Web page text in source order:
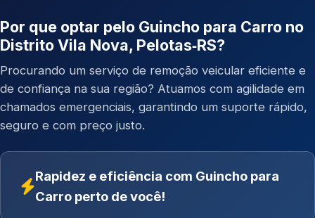
Por que optar pelo Guincho para Carro no
Distrito Vila Nova, Pelotas‑RS?
Procurando um serviço de remoção veicular eficiente e
de confiança na sua região? Atuamos com agilidade em
chamados emergenciais, garantindo um suporte rápido,
seguro e com preço justo.
Rapidez e eficiência com Guincho para
Carro perto de você!